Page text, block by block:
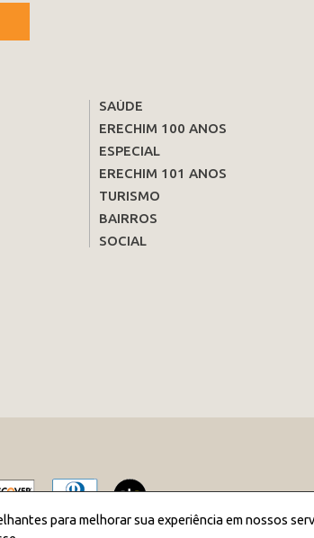
SAÚDE
ERECHIM 100 ANOS
ESPECIAL
ERECHIM 101 ANOS
TURISMO
BAIRROS
SOCIAL
para melhorar sua experiência em nossos